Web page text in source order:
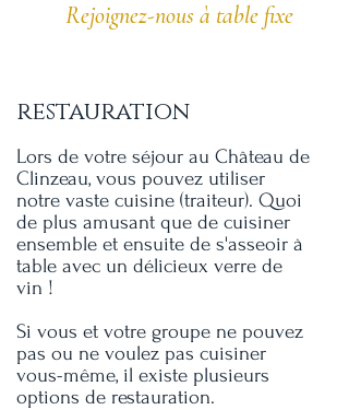
Rejoignez-nousà table fixe
restauration
Lors de votre séjour au Château de
Clinzeau, vous pouvez utiliser
notre vaste cuisine (traiteur). Quoi
de plus amusant que de cuisiner
ensemble et ensuite de s'asseoir à
table avec un délicieux verre de
vin !
Si vous et votre groupe ne pouvez
pas ou ne voulez pas cuisiner
vous-même, il existe plusieurs
options de restauration.